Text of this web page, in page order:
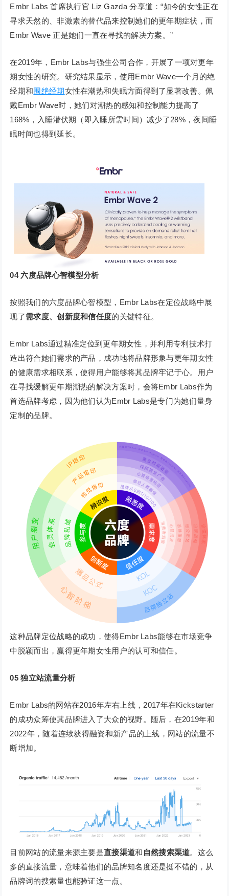
Embr Labs 首席执行官 Liz Gazda 分享道：“如今的女性正在
寻求天然的、非激素的替代品来控制她们的更年期症状，而
Embr Wave 正是她们一直在寻找的解决方案。”
在2019年，Embr Labs与强生公司合作，开展了一项对更年
期女性的研究。研究结果显示，使用Embr Wave一个月的绝
经期和围绝经期女性在潮热和失眠方面得到了显著改善。佩
戴Embr Wave时，她们对潮热的感知和控制能力提高了
168%，入睡潜伏期（即入睡所需时间）减少了28%，夜间睡
眠时间也得到延长。
04 六度品牌心智模型分析
按照我们的六度品牌心智模型，Embr Labs在定位战略中展
现了需求度、创新度和信任度的关键特征。
Embr Labs通过精准定位到更年期女性，并利用专利技术打
造出符合她们需求的产品，成功地将品牌形象与更年期女性
的健康需求相联系，使得用户能够将其品牌牢记于心。用户
在寻找缓解更年期潮热的解决方案时，会将Embr Labs作为
首选品牌考虑，因为他们认为Embr Labs是专门为她们量身
定制的品牌。
这种品牌定位战略的成功，使得Embr Labs能够在市场竞争
中脱颖而出，赢得更年期女性用户的认可和信任。
05 独立站流量分析
Embr Labs的网站在2016年左右上线，2017年在Kickstarter
的成功众筹使其品牌进入了大众的视野。随后，在2019年和
2022年，随着连续获得融资和新产品的上线，网站的流量不
断增加。
目前网站的流量来源主要是直接渠道和 自然搜索渠道。这么
多的直接流量，意味着他们的品牌知名度还是挺不错的，从
品牌词的搜索量也能验证这一点。